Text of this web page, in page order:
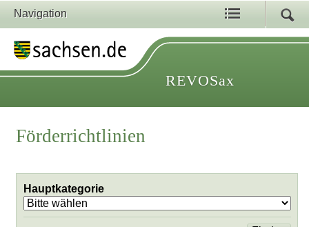
Navigation
REVOSax
Förderrichtlinien
Hauptkategorie